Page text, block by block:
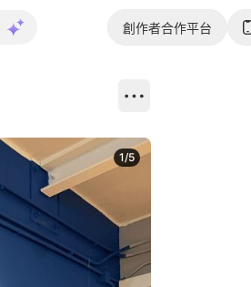
創作者合作平台
1/5